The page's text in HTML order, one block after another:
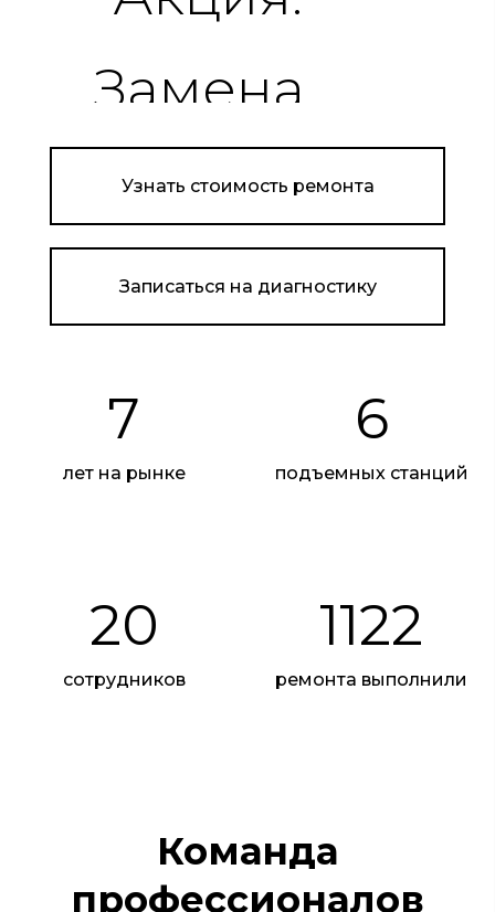
Узнать стоимость ремонта
Записаться на диагностику
7
лет на рынке
6
подъемных станций
20
сотрудников
1122
ремонта выполнили
Команда
профессионалов